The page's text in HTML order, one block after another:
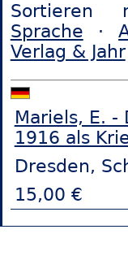
Sortieren
Sprache ·
Verlag & Jahr
Mariels, E. -
1916 als
Dresden,
15,00 €